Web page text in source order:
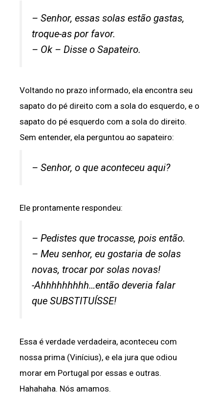
– Senhor, essas solas estão gastas,
troque-as por favor.
– Ok – Disse o Sapateiro.
Voltando no prazo informado, ela encontra seu
sapato do pé direito com a sola do esquerdo, e o
sapato do pé esquerdo com a sola do direito.
Sem entender, ela perguntou ao sapateiro:
– Senhor, o que aconteceu aqui?
Ele prontamente respondeu:
– Pedistes que trocasse, pois então.
– Meu senhor, eu gostaria de solas
novas, trocar por solas novas!
-Ahhhhhhhhh…então deveria falar
que SUBSTITUÍSSE!
Essa é verdade verdadeira, aconteceu com
nossa prima (Vinícius), e ela jura que odiou
morar em Portugal por essas e outras.
Hahahaha. Nós amamos.